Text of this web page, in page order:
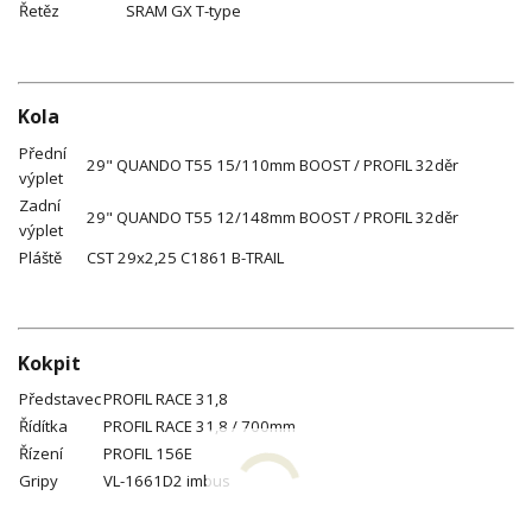
Řetěz SRAM GX T-type
Kola
Přední
výplet
29" QUANDO T55 15/110mm BOOST / PROFIL 32děr
Zadní
výplet
29" QUANDO T55 12/148mm BOOST / PROFIL 32děr
Pláště
CST 29x2,25 C1861 B-TRAIL
Kokpit
PředstavecPROFIL RACE 31,8
Řídítka
PROFIL RACE 31,8 / 700mm
Řízení
PROFIL 156E
Gripy
VL-1661D2 imbus